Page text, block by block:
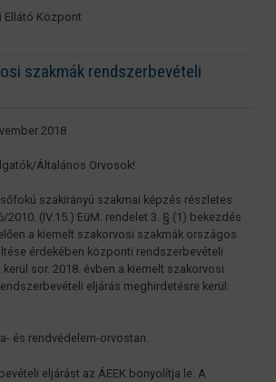
Ellátó Központ
szakmák rendszerbevételi
2018
Általános Orvosok!
szakirányú szakmai képzés részletes
(IV.15.) EüM. rendelet 3. § (1) bekezdés
a kiemelt szakorvosi szakmák országos
érdekében központi rendszerbevételi
sor. 2018. évben a kiemelt szakorvosi
eljárás meghirdetésre kerül:
és rendvédelem-orvostan.
eljárást az ÁEEK bonyolítja le. A